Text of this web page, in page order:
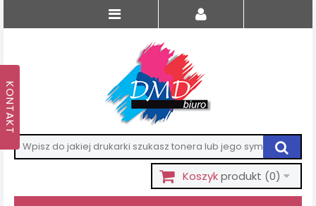
Koszykprodukt (0)